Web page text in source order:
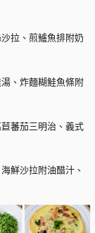
拉、煎鱸魚排附奶
、炸麵糊鮭魚條附
蕃茄三明治、義式
鮮沙拉附油醋汁、